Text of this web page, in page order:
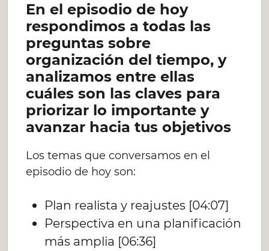
En el episodio de hoy
respondimos a todas las
preguntas sobre
organización del tiempo, y
analizamos entre ellas
cuáles son las claves para
priorizar lo importante y
avanzar hacia tus objetivos
Los temas que conversamos en el
episodio de hoy son:
Plan realista y reajustes [04:07]
Perspectiva en una planificación
más amplia [06:36]